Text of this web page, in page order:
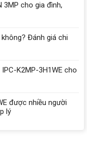
3MP cho gia đình,
Đánh giá chi
K2MP-3H1WE cho
được nhiều người
lý